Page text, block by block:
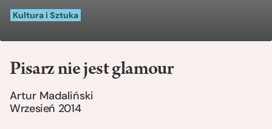
Kultura i Sztuka
Pisarz nie jest glamour
Artur Madaliński
Wrzesień 2014